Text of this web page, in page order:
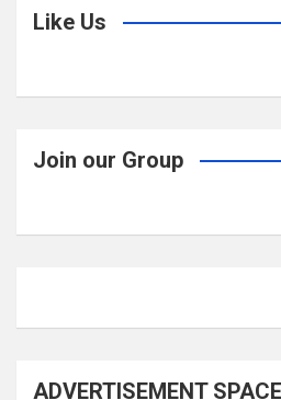
Like Us
Join our Group
ADVERTISEMENT SPACE